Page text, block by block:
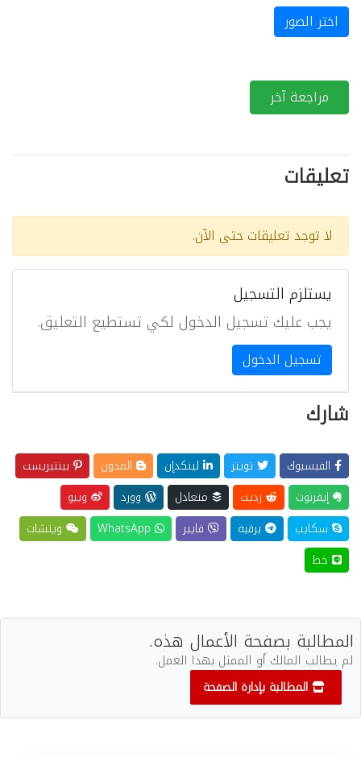
اختر الصور
مراجعة آخر
تعليقات
لا توجد تعليقات حتى الآن.
يستلزم التسجيل
يجب عليك تسجيل الدخول لكي تستطيع التعليق.
تسجيل الدخول
شارك
الفيسبوك تويتر لينكدإن المدون
بينتيريست
إيفرنوت
رديت متعادل وورد
ويبو
سكايب
برقية فايبر
ويتشات
خط
المطالبة بصفحة الأعمال هذه.
لم يطالب المالك أو الممثل بهذا العمل.
المطالبة بإدارة الصفحة